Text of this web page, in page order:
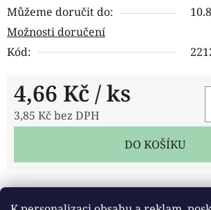
Můžeme doručit do:
Možnosti doručení
Kód:
4,66 Kč / ks
3,85 Kč bez DPH
DO KOŠÍKU